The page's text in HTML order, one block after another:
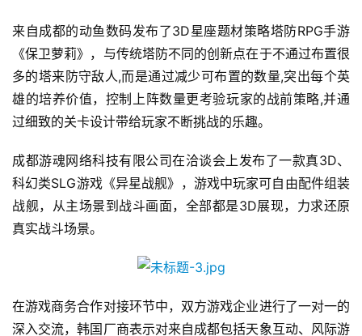
游
茶
对
接
上
海
站
中
文
来自成都的动鱼数码发布了3D星座题材策略塔防RPG手游
《保卫萝莉》，与传统塔防不同的创新点在于不通过布置很
多的塔来防守敌人,而是通过减少可布置的数量,突出每个英
雄的培养价值，控制上阵数量更考验玩家的战前策略,并通
过细致的关卡设计带给玩家不断挑战的乐趣。
成都游魂网络科技有限公司在洽谈会上发布了一款真3D、
科幻类SLG游戏《异星战舰》，游戏中玩家可自由配件组装
战舰，从主场景到战斗画面，全部都是3D展现，力求还原
真实战斗场景。
在游戏商务合作对接环节中，双方游戏企业进行了一对一的
深入交流，韩国厂商表示对来自成都包括天象互动、风际游